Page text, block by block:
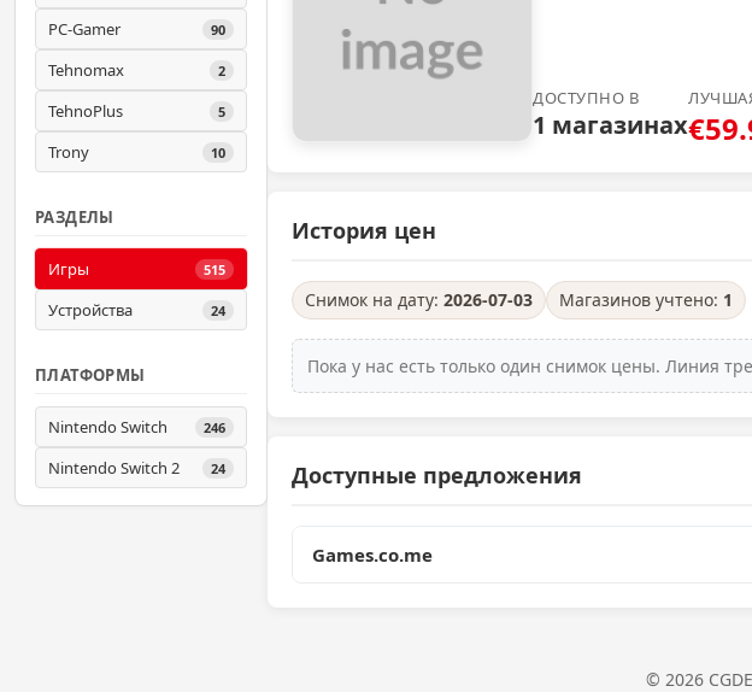
PC-Gamer 90
Tehnomax 2
TehnoPlus 5
Trony 10
РАЗДЕЛЫ
Игры 515
Устройства 24
ПЛАТФОРМЫ
Nintendo Switch 246
Nintendo Switch 2 24
ДОСТУПНО В
1 магазинах
История цен
Снимок на дату: 2026-07-03 Магазинов учтено: 1
Пока у нас есть только один снимок цены. Линия
Доступные предложения
Games.co.me
© 2026